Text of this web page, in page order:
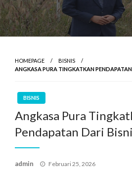
HOMEPAGE
BISNIS
ANGKASA PURA TINGKATKAN
BISNIS
Angkasa Pura
Pendapatan Dari
admin
Posted
Februari 25, 2026